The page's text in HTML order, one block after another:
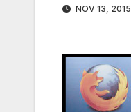
NOV 13, 2015